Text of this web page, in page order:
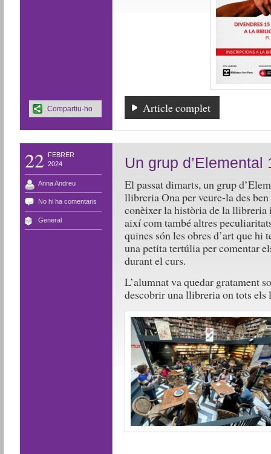
Article complet
Compartiu-ho
22
FEBRER
2024
Anna Andreu
No hi ha comentaris
General
Un grup
El passat dimarts, un grup
llibreria Ona per veure-la des
conèixer la història de la llibreria
així com també altres
quines són les obres d’art que hi
una petita tertúlia per comentar
durant el curs.
L’alumnat va quedar gratament
descobrir una llibreria on tots els